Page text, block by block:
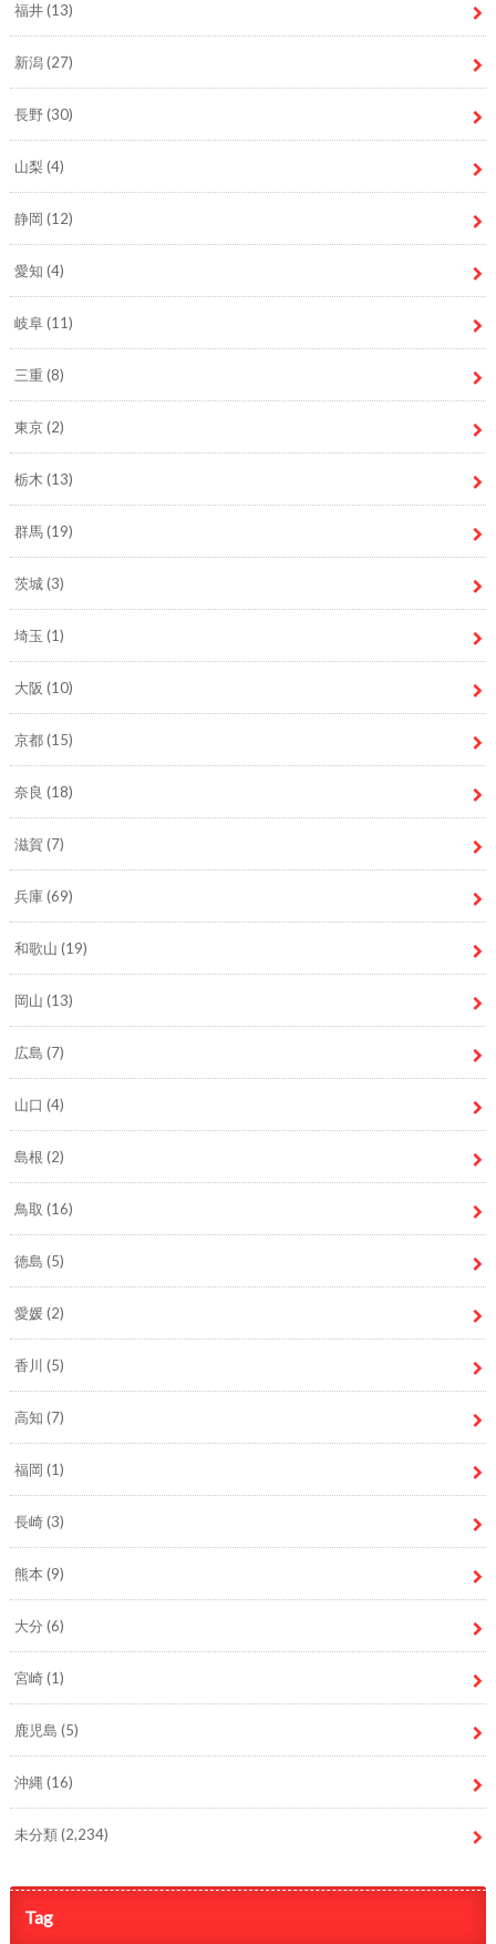
福井(13)
新潟(27)
長野(30)
山梨 (4)
静岡 (12)
愛知 (4)
岐阜(11)
三重 (8)
東京(2)
栃木 (13)
群馬(19)
茨城(3)
埼玉 (1)
大阪 (10)
京都(15)
奈良 (18)
滋賀 (7)
兵庫(69)
和歌山 (19)
岡山 (13)
広島 (7)
山口 (4)
島根 (2)
鳥取 (16)
徳島 (5)
愛媛(2)
香川 (5)
高知 (7)
福岡 (1)
長崎(3)
熊本 (9)
大分 (6)
宮崎(1)
鹿児島 (5)
沖縄(16)
未分類(2,234)
Tag